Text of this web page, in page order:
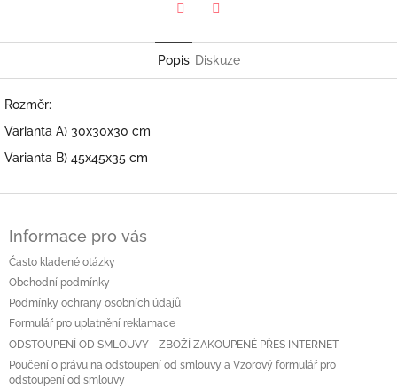
Popis Diskuze
Rozměr:
Varianta A) 30x30x30 cm
Varianta B) 45x45x35 cm
Informace pro vás
Často kladené otázky
Obchodní podmínky
Podmínky ochrany osobních údajů
Formulář pro uplatnění reklamace
ODSTOUPENÍ OD SMLOUVY - ZBOŽÍ ZAKOUPENÉ PŘES INTERNET
Poučení o právu na odstoupení od smlouvy a Vzorový formulář pro
odstoupení od smlouvy